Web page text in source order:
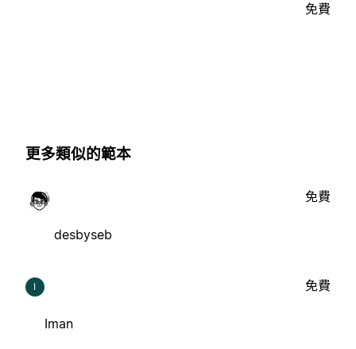
免費
更多類似的範本
desbyseb
免費
I
Iman
免費